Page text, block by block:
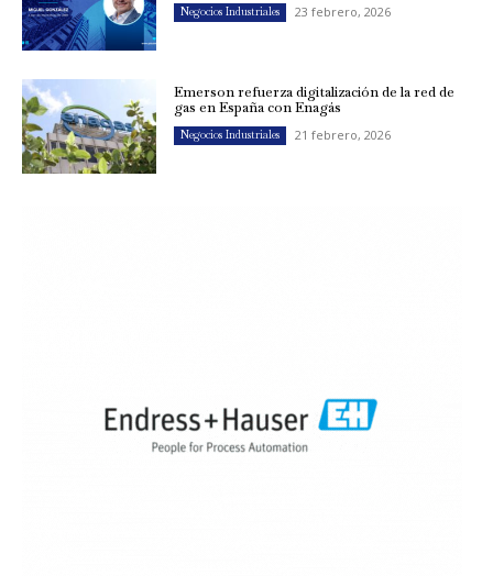
Negocios Industriales 23 febrero, 2026
Emerson refuerza digitalización de la red de
gas en España con Enagás
Negocios Industriales 21 febrero, 2026